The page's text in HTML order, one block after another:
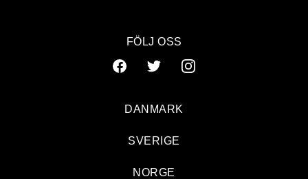
FÖLJ OSS
DANMARK
SVERIGE
NORGE